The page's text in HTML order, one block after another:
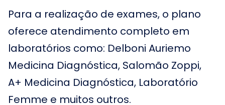
Para a realização de exames, o plano
oferece atendimento completo em
laboratórios como: Delboni Auriemo
Medicina Diagnóstica, Salomão Zoppi,
A+ Medicina Diagnóstica, Laboratório
Femme e muitos outros.